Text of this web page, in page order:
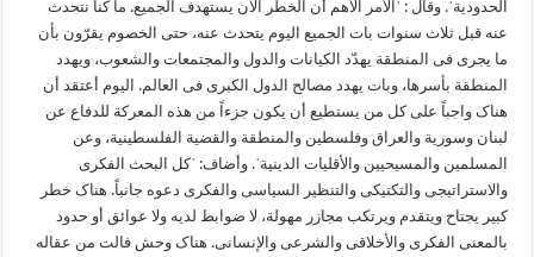
الحدودیةˈ. وقال : ˈالأمر الأهم أن الخطر الآن یستهدف الجمیع. ما کنا نتحدث
عنه قبل ثلاث سنوات بات الجمیع الیوم یتحدث عنه، حتی الخصوم یقرّون بأن
ما یجری فی المنطقة یهدّد الکیانات والدول والمجتمعات والشعوب، ویهدد
المنطقة بأسرها، وبات یهدد مصالح الدول الکبری فی العالم. الیوم أعتقد أن
هناک واجباً علی کل من یستطیع أن یکون جزءاً من هذه المعرکة للدفاع عن
لبنان وسوریة والعراق وفلسطین والمنطقة والقضیة الفلسطینیة، وعن
المسلمین والمسیحیین والأقلیات الدینیةˈ. وأضاف: ˈکل البحث الفکری
والاستراتیجی والتکتیکی والتنظیر السیاسی والفکری دعوه جانباً. هناک خطر
کبیر یجتاح ویتقدم ویرتکب مجازر مهولة، لا ضوابط لدیه ولا عوائق أو حدود
بالمعنی الفکری والأخلاقی والشرعی والإنسانی. هناک وحش فالت من عقاله